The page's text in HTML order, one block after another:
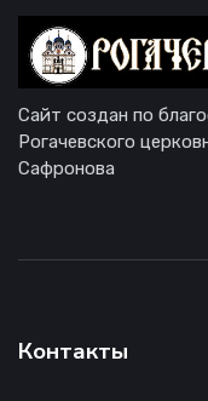
Сайт создан по
Рогачевского
Сафронова
Контакты